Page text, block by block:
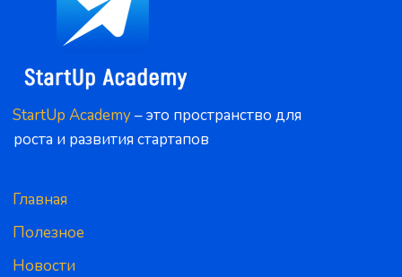
StartUp Academy – это пространство для
роста и развития стартапов
Главная
Полезное
Новости